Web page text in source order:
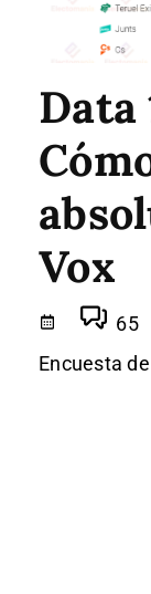
Data
Vox
65
Encuesta